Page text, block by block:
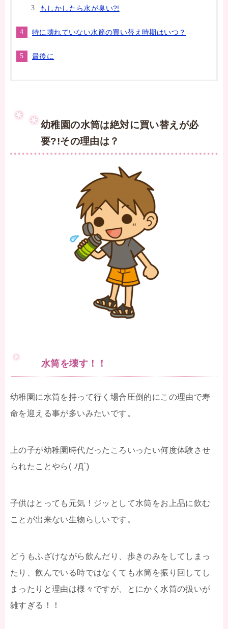
もしかしたら水が臭い?!
特に壊れていない水筒の買い替え時期はいつ？
最後に
幼稚園の水筒は絶対に買い替えが必
要?!その理由は？
水筒を壊す！！
幼稚園に水筒を持って行く場合圧倒的にこの理由で寿
命を迎える事が多いみたいです。
上の子が幼稚園時代だったころいったい何度体験させ
られたことやら( ﾉД`)
子供はとっても元気！ジッとして水筒をお上品に飲む
ことが出来ない生物らしいです。
どうもふざけながら飲んだり、歩きのみをしてしまっ
たり、飲んでいる時ではなくても水筒を振り回してし
まったりと理由は様々ですが、とにかく水筒の扱いが
雑すぎる！！